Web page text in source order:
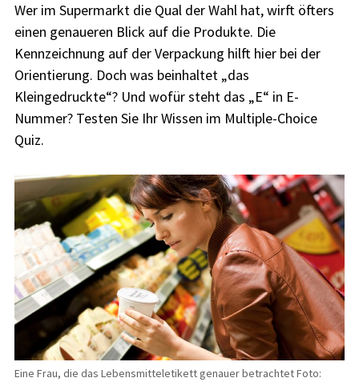
Wer im Supermarkt die Qual der Wahl hat, wirft öfters
einen genaueren Blick auf die Produkte. Die
Kennzeichnung auf der Verpackung hilft hier bei der
Orientierung. Doch was beinhaltet „das
Kleingedruckte“? Und wofür steht das „E“ in E-
Nummer? Testen Sie Ihr Wissen im Multiple-Choice
Quiz.
Eine Frau, die das Lebensmitteletikett genauer betrachtet Foto: